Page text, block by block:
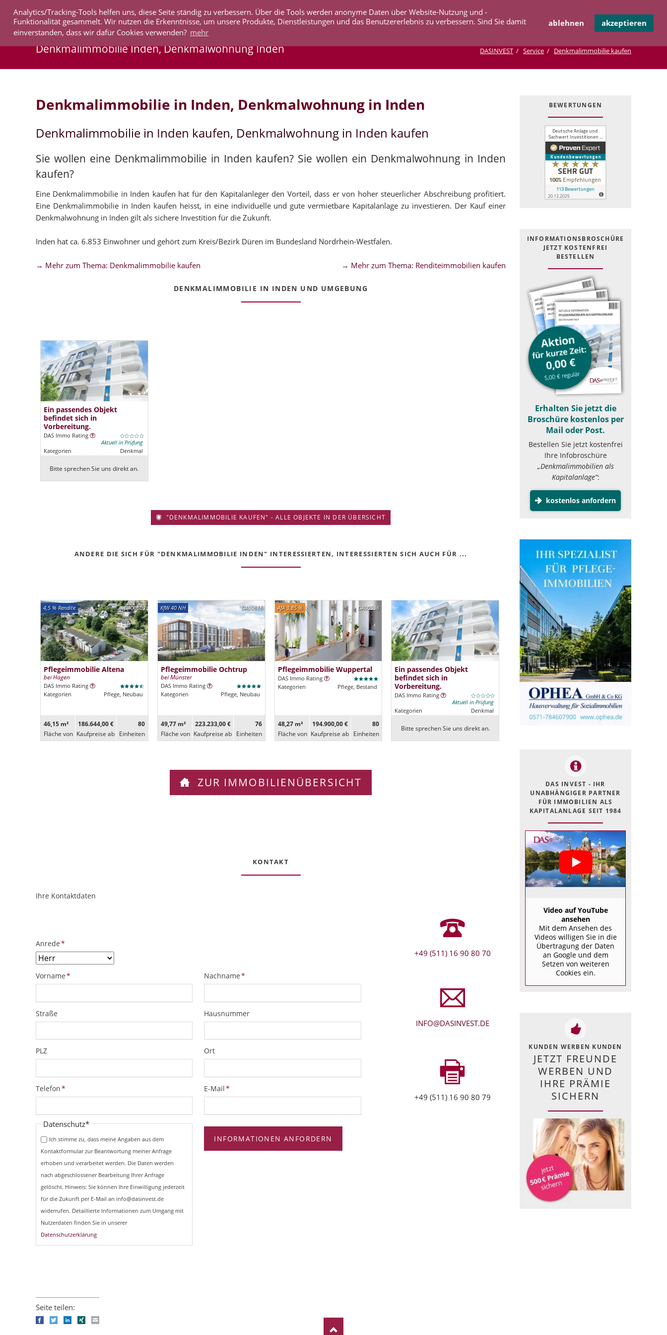
Analytics/Tracking-Tools helfen uns, diese Seite ständig zu verbessern. Über die Tools werden anonyme Daten über Website-Nutzung und -
Funktionalität gesammelt. Wir nutzen die Erkenntnisse, um unsere Produkte, Dienstleistungen und das Benutzererlebnis zu verbessern. Sind Sie damit
einverstanden, dass wir dafür Cookies verwenden? mehr
ablehnen akzeptieren
überspringen
IMMOBILIEN AKTUELLES UNTERNEHMEN SERVICE KOOPERATION KONTAKT
Denkmalimmobilie Inden, Denkmalwohnung Inden DASINVEST Service Denkmalimmobilie kaufen
Denkmalimmobilie in Inden, Denkmalwohnung in Inden
Denkmalimmobilie in Inden kaufen, Denkmalwohnung in Inden kaufen
Sie wollen eine Denkmalimmobilie in Inden kaufen? Sie wollen ein Denkmalwohnung in Inden
kaufen?
Eine Denkmalimmobilie in Inden kaufen hat für den Kapitalanleger den Vorteil, dass er von hoher steuerlicher Abschreibung profitiert.
Eine Denkmalimmobilie in Inden kaufen heisst, in eine individuelle und gute vermietbare Kapitalanlage zu investieren. Der Kauf einer
Denkmalwohnung in Inden gilt als sichere Investition für die Zukunft.
Inden hat ca. 6.853 Einwohner und gehört zum Kreis/Bezirk Düren im Bundesland Nordrhein-Westfalen.
→ Mehr zum Thema: Denkmalimmobilie kaufen → Mehr zum Thema: Renditeimmobilien kaufen
DENKMALIMMOBILIE IN INDEN UND UMGEBUNG
Ein passendes Objekt
befindet sich in
Vorbereitung.
DAS Immo Rating
Aktuell in Prüfung
Kategorien
Denkmal
Bitte sprechen Sie uns direkt an.
"DENKMALIMMOBILIE KAUFEN" - ALLE OBJEKTE IN DER ÜBERSICHT
ANDERE DIE SICH FÜR "DENKMALIMMOBILIE INDEN" INTERESSIERTEN, INTERESSIERTEN SICH AUCH FÜR ...
DA00609
4,5 % Rendite
Pflegeimmobilie Altena
bei Hagen
DAS Immo Rating
Kategorien
Pflege, Neubau
46,15 m²
Fläche von
186.644,00 €
Kaufpreise ab
80
Ein­heiten
DA00616
KfW 40 NH
Pflegeimmobilie Ochtrup
bei Münster
DAS Immo Rating
Kategorien
Pflege, Neubau
49,77 m²
Fläche von
223.233,00 €
Kaufpreise ab
76
Ein­heiten
DA00536
AfA 3,85 %
Pflegeimmobilie Wuppertal
DAS Immo Rating
Kategorien
Pflege, Bestand
48,27 m²
Fläche von
194.900,00 €
Kaufpreise ab
80
Ein­heiten
Ein passendes Objekt
befindet sich in
Vorbereitung.
DAS Immo Rating
Aktuell in Prüfung
Kategorien
Denkmal
Bitte sprechen Sie uns direkt an.
ZUR IMMOBILIENÜBERSICHT
KONTAKT
ObjektPlatzhalter
URL
Ihre Kontaktdaten
Pflichtfeld
Anrede*
Pflichtfeld
Vorname* Pflichtfeld
Nachname*
Straße Hausnummer
PLZ Ort
Pflichtfeld
Telefon* Pflichtfeld
E-Mail*
Pflichtfeld
Datenschutz*
Ich stimme zu, dass meine Angaben aus dem
Kontaktformular zur Beantwortung meiner Anfrage
erhoben und verarbeitet werden. Die Daten werden
nach abgeschlossener Bearbeitung Ihrer Anfrage
gelöscht. Hinweis: Sie können Ihre Einwilligung jederzeit
für die Zukunft per E-Mail an info@dasinvest.de
widerrufen. Detaillierte Informationen zum Umgang mit
Nutzerdaten finden Sie in unserer
Datenschutzerklärung
INFORMATIONEN ANFORDERN
+49 (511) 16 90 80 70
INFO@DASINVEST.DE
+49 (511) 16 90 80 79
BEWERTUNGEN
INFOR­MATIONS­BROSCHÜRE
JETZT KOSTEN­FREI
BESTELLEN
Erhalten Sie jetzt die
Broschüre kostenlos per
Mail oder Post.
Bestellen Sie jetzt kostenfrei
Ihre Infobroschüre
„Denkmalimmobilien als
Kapitalanlage”:
kostenlos anfordern
DAS INVEST - IHR
UNABHÄNGIGER PARTNER
FÜR IMMOBILIEN ALS
KAPITALANLAGE SEIT 1984
Video auf YouTube
ansehen
Mit dem Ansehen des
Videos willigen Sie in die
Übertragung der Daten
an Google und dem
Setzen von weiteren
Cookies ein.
KUNDEN WERBEN KUNDEN
JETZT FREUNDE
WERBEN UND
IHRE PRÄMIE
SICHERN
Seite teilen:
FacebookTwitterLinkedIn
Xing